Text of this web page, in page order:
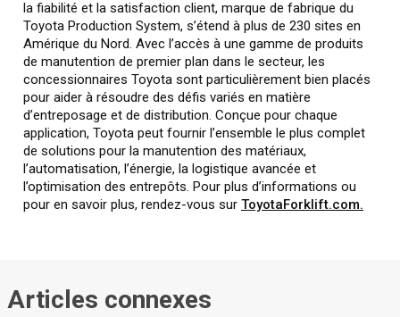
la fiabilité et la satisfaction client, marque de fabrique du
Toyota Production System, s’étend à plus de 230 sites en
Amérique du Nord. Avec l’accès à une gamme de produits
de manutention de premier plan dans le secteur, les
concessionnaires Toyota sont particulièrement bien placés
pour aider à résoudre des défis variés en matière
d’entreposage et de distribution. Conçue pour chaque
application, Toyota peut fournir l’ensemble le plus complet
de solutions pour la manutention des matériaux,
l’automatisation, l’énergie, la logistique avancée et
l’optimisation des entrepôts. Pour plus d’informations ou
pour en savoir plus, rendez-vous sur ToyotaForklift.com.
Articles connexes